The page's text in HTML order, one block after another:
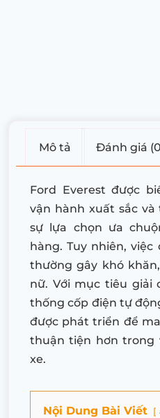
Mô tả Đánh giá
Ford Everest được
vận hành xuất sắc
sự lựa chọn ưa
hàng. Tuy nhiên,
thường gây khó
nữ. Với mục tiêu giải
thống cốp điện tự
được phát triển để
thuận tiện hơn trong
xe.
Nội Dung Bài Viết